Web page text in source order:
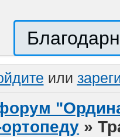
или
»